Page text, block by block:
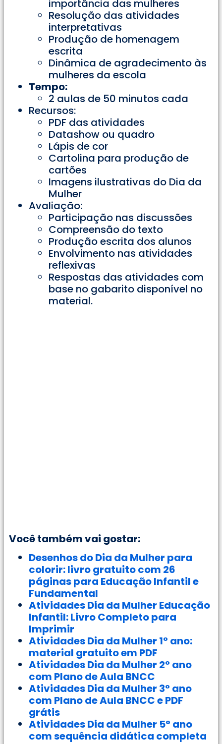
importância das mulheres
Resolução das atividades
interpretativas
Produção de homenagem
escrita
Dinâmica de agradecimento às
mulheres da escola
Tempo:
2 aulas de 50 minutos cada
Recursos:
PDF das atividades
Datashow ou quadro
Lápis de cor
Cartolina para produção de
cartões
Imagens ilustrativas do Dia da
Mulher
Avaliação:
Participação nas discussões
Compreensão do texto
Produção escrita dos alunos
Envolvimento nas atividades
reflexivas
Respostas das atividades com
base no gabarito disponível no
material.
Você também vai gostar:
Desenhos do Dia da Mulher para
colorir: livro gratuito com 26
páginas para Educação Infantil e
Fundamental
Atividades Dia da Mulher Educação
Infantil: Livro Completo para
Imprimir
Atividades Dia da Mulher 1° ano:
material gratuito em PDF
Atividades Dia da Mulher 2° ano
com Plano de Aula BNCC
Atividades Dia da Mulher 3° ano
com Plano de Aula BNCC e PDF
grátis
Atividades Dia da Mulher 5° ano
com sequência didática completa